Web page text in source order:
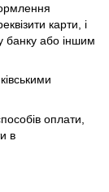
карти, і
банку або іншим
оплати,
в